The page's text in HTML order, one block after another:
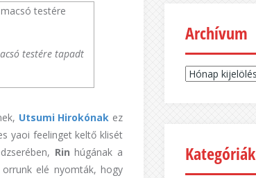
testére tapadt
Utsumi Hirokónak ez
yaoi feelinget keltő klisét
Rin húgának a
elé nyomták, hogy
Archívum
Archívum
Kategóriák